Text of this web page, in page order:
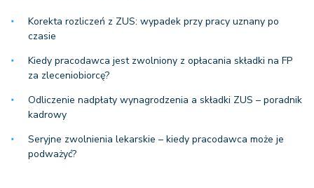
Korekta rozliczeń z ZUS: wypadek przy pracy uznany po
czasie
Kiedy pracodawca jest zwolniony z opłacania składki na FP
za zleceniobiorcę?
Odliczenie nadpłaty wynagrodzenia a składki ZUS – poradnik
kadrowy
Seryjne zwolnienia lekarskie – kiedy pracodawca może je
podważyć?